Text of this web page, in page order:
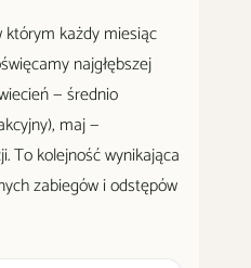
każdy miesiąc
najgłębszej
— średnio
maj —
To kolejność wynikająca
zabiegów i odstępów